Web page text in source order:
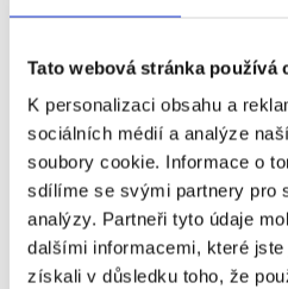
Tato webová stránka používá
K personalizaci obsahu a
sociálních médií a analýze
soubory cookie. Informace o
sdílíme se svými partnery pro
analýzy. Partneři tyto údaje
dalšími informacemi, které
získali v důsledku toho, že
Jak cookies používáme?
Jako většina online služeb
cookies vlastní a případně
rozličným účelům. Naše
většinou nezbytné pro to, aby
způsobem, a neshromažďují
údajů.Soubory cookie třetích
webových stránkách slouží